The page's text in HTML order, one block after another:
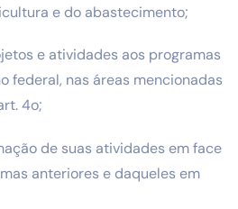
e do abastecimento;
e atividades aos programas
federal, nas áreas mencionadas
4o;
de suas atividades em face
anteriores e daqueles em